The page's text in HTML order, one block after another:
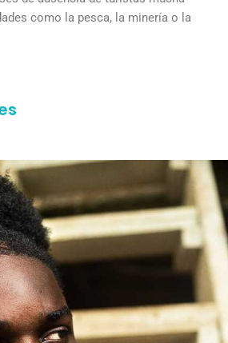
como la pesca, la minería o la